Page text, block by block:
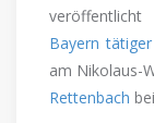
Bayern
am Nikolaus-
Rettenbach